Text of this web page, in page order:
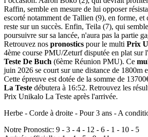
Raffin, semble en mesure de lui opposer
escorté notamment de Tallien (9), en forme,
reste sur un succès. Enfin, Teila (7), qui
poursuivre sur sa lancée, n'aura pas la partie
Retrouvez nos pronostics pour le multi Prix
4ème course PMU/Zeturf disputée en plat sur l'
Teste De Buch (6ème Réunion PMU). Ce
juin 2026 se court sur une distance de 1800m
Cette épreuve est dotée de la somme de
La Teste débutera à 16:52. Retrouvez les
Prix Unikalo La Teste après l'arrivée.
Herbe - Corde à droite - Pour 3 ans - A
Notre Pronostic: 9 - 3 - 4 - 12 - 6 - 1 - 10 - 5